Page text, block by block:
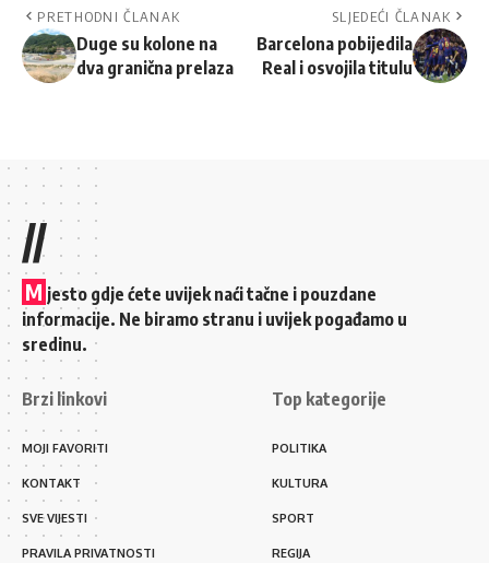
PRETHODNI ČLANAK
Duge su kolone na
dva granična prelaza
SLJEDEĆI ČLANAK
Barcelona pobijedila
Real i osvojila titulu
//
M jesto gdje ćete uvijek naći tačne i pouzdane
informacije. Ne biramo stranu i uvijek pogađamo u
sredinu.
Brzi linkovi
MOJI FAVORITI
KONTAKT
SVE VIJESTI
PRAVILA PRIVATNOSTI
Top kategorije
POLITIKA
KULTURA
SPORT
REGIJA